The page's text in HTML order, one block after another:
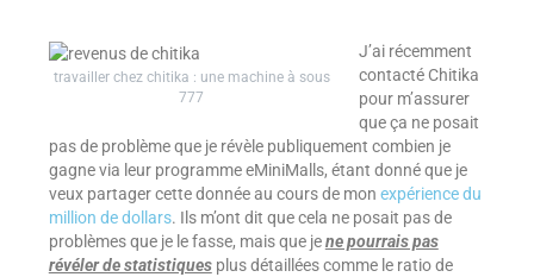
travailler chez chitika : une machine à sous
777
J’ai récemment
contacté Chitika
pour m’assurer
que ça ne posait
pas de problème que je révèle publiquement combien je
gagne via leur programme eMiniMalls, étant donné que je
veux partager cette donnée au cours de mon expérience du
million de dollars. Ils m’ont dit que cela ne posait pas de
problèmes que je le fasse, mais que jene pourrais pas
révéler de statistiquesplus détaillées comme le ratio de